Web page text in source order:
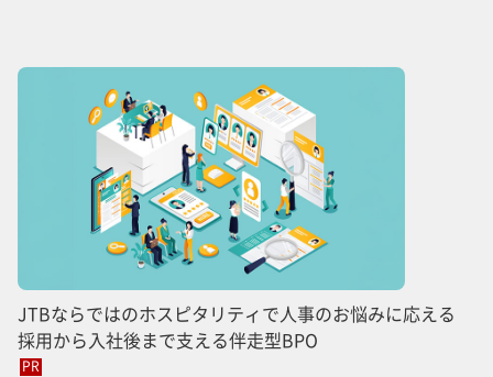
JTBならではのホスピタリティで人事のお悩みに応える
採用から入社後まで支える伴走型BPO
PR